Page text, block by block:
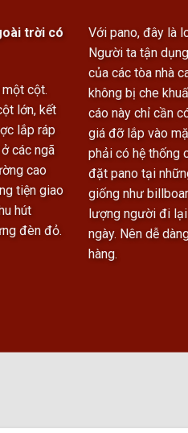
trời có
cột.
lớn, kết
lắp ráp
các ngã
cao
tiện giao
hút
đèn đỏ.
Với pano, đây là
Người ta tận
của các tòa nhà
không bị che
cáo này chỉ cần
giá đỡ lắp vào
phải có hệ thống
đặt pano tại
giống như
lượng người đi
ngày. Nên dễ
hàng.